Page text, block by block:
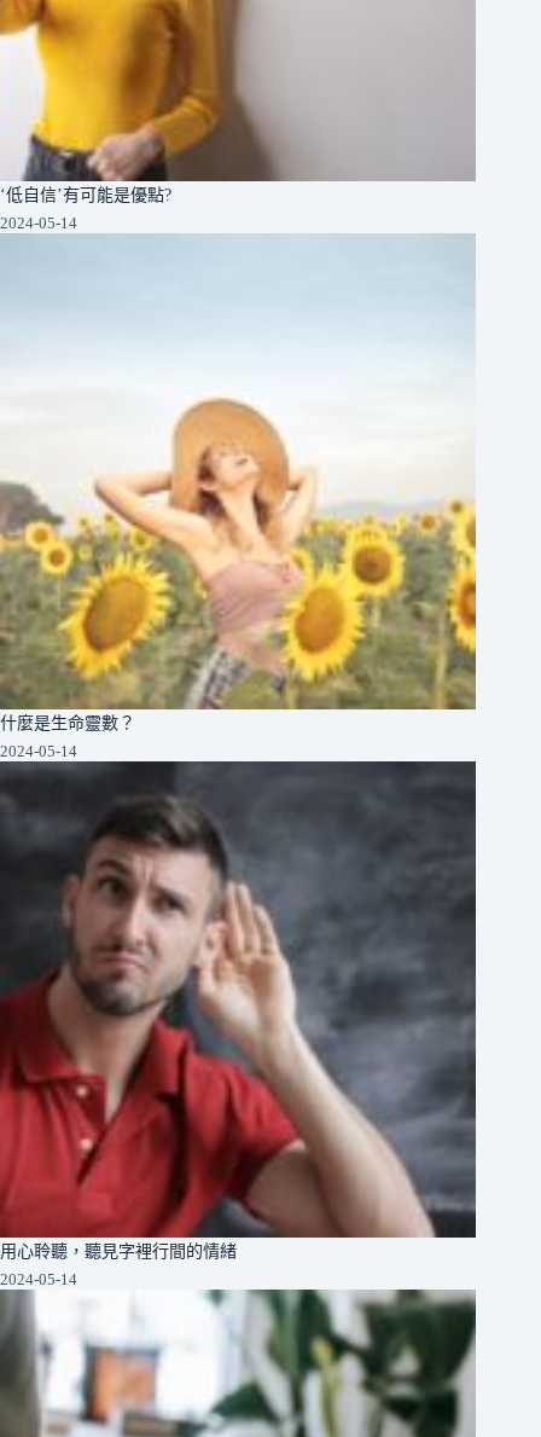
‘低自信’有可能是優點?
2024-05-14
什麼是生命靈數？
2024-05-14
用心聆聽，聽見字裡行間的情緒
2024-05-14